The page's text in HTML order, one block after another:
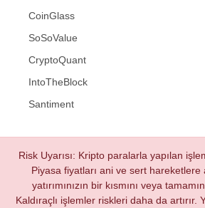
CoinGlass
SoSoValue
CryptoQuant
IntoTheBlock
Santiment
Risk Uyarısı: Kripto paralarla yapılan
Piyasa fiyatları ani ve sert hareketlere
yatırımınızın bir kısmını veya
Kaldıraçlı işlemler riskleri daha da artırır.